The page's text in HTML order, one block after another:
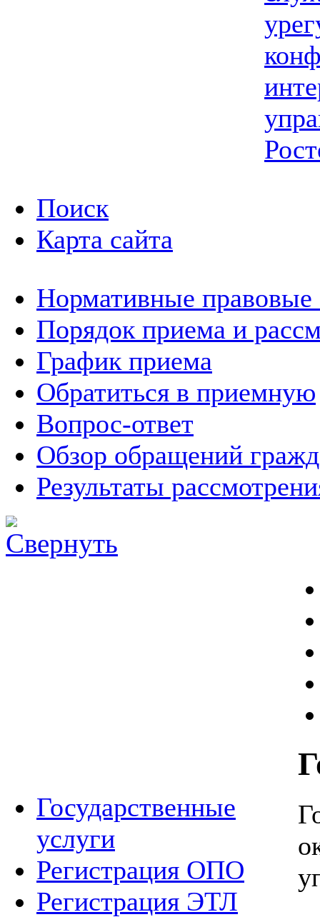
Поиск
Карта сайта
Нормативные правовые
Порядок приема и
График приема
Обратиться в приемную
Вопрос-ответ
Обзор обращений
Результаты
Государственные
услуги
Регистрация ОПО
Регистрация ЭТЛ